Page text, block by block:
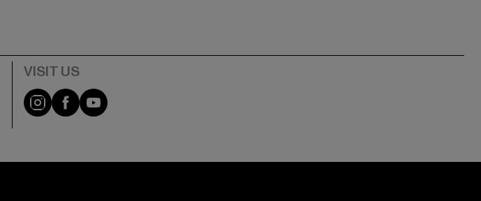
Visit our Instagram page:
Visit our Facebook page:
Visit our YouTube channel: